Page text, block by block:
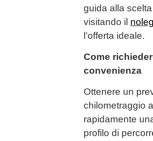
guida alla
visitando il
l’offerta ideale.
Come
convenienza
Ottenere un
chilometraggio
rapidamente
profilo di